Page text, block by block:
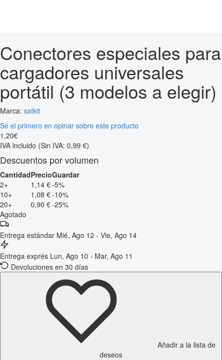
Conectores especiales para
cargadores universales
portátil (3 modelos a elegir)
Marca: satkit
Sé el primero en opinar sobre este producto
1 ,20€
IVA incluido (Sin IVA: 0,99 €)
Descuentos por volumen
CantidadPrecioGuardar
2+
1,14 €-5%
10+
1,08 €-10%
20+
0,90 €-25%
Agotado
Entrega estándar Mié, Ago 12 - Vie, Ago 14
Entrega exprés Lun, Ago 10 - Mar, Ago 11
Devoluciones en 30 días
Añadir a la lista de
deseos